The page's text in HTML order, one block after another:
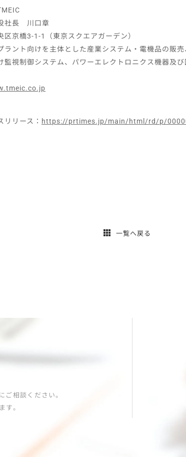
社長 川口章
区京橋3-1-1（東京スクエアガーデン）
ラント向けを主体とした産業システム・電機品の販
監視制御システム、パワーエレクトロニクス機器及
リース： https://prtimes.jp/main/html/rd/p/
一覧へ戻る
ご相談ください。
す。